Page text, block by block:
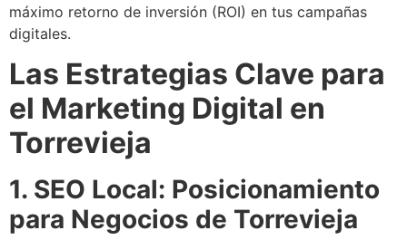
máximo retorno de inversión (ROI) en tus campañas
digitales.
Las Estrategias Clave para
el Marketing Digital en
Torrevieja
1. SEO Local: Posicionamiento
para Negocios de Torrevieja